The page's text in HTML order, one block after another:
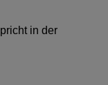
in der